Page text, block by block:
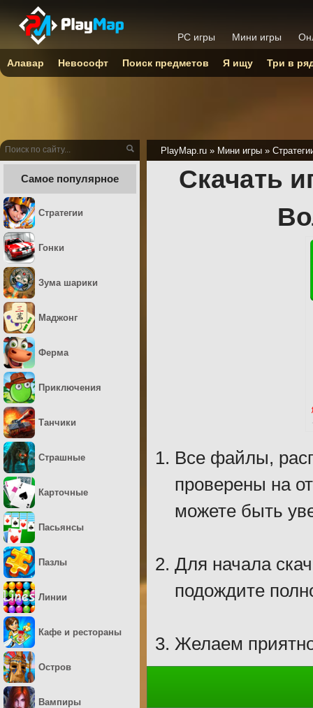
PlayMap.ru » Мини игры »
Скачать
Все файлы,
проверены на
можете быть
Для начала
подождите
Желаем
Самое популярное
Стратегии
Гонки
Зума шарики
Маджонг
Ферма
Приключения
Танчики
Страшные
Карточные
Пасьянсы
Пазлы
Линии
Кафе и рестораны
Остров
Вампиры
PC игры Мини игры
Алавар Невософт Поиск предметов Я ищу Три в